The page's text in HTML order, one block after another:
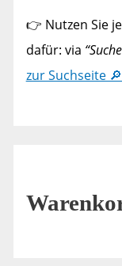
👉 Nutzen Sie
dafür: via
zur Suchseite